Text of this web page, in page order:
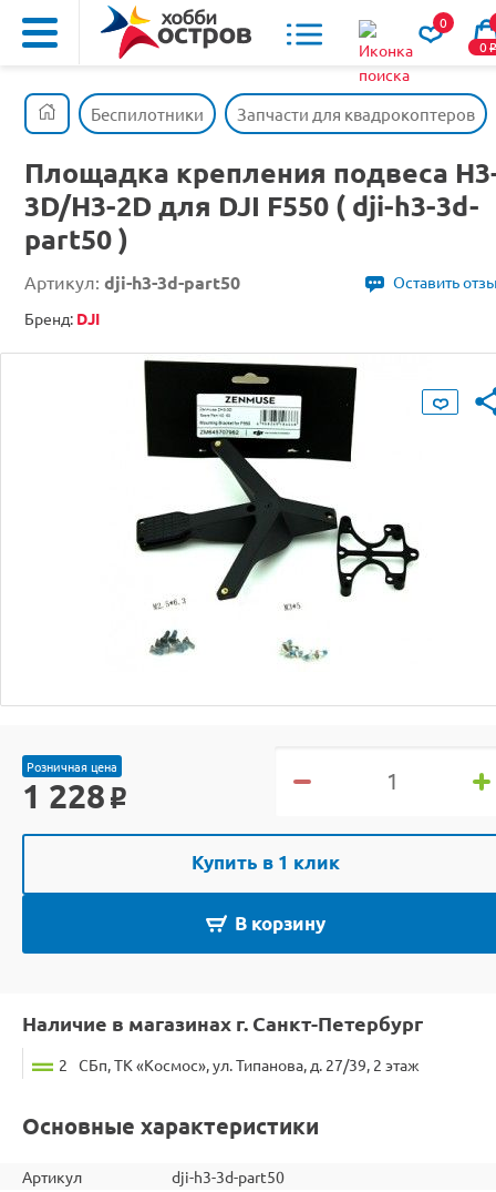
0
0o
Беспилотники Запчасти для квадрокоптеров
Площадка крепления подвеса
3D/H3-2D для DJI F550 ( dji-h3-3d-
part50 )
Артикул: dji-h3-3d-part50
Оставить
Бренд: DJI
Розничная цена
1 228 o
Купить в 1 клик
В корзину
Наличие в магазинах г. Санкт-Петербург
2 СБп, ТК «Космос», ул. Типанова, д. 27/39, 2 этаж
Основные характеристики
Артикул
dji-h3-3d-part50